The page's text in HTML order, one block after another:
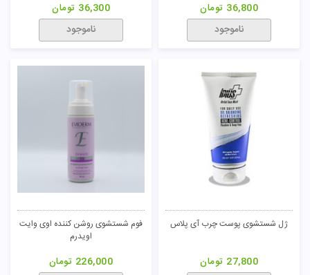
36,800 تومان
ناموجود
36,300 تومان
ناموجود
ژل شستشوی پوست چرب آی پلاس
27,800 تومان
فوم شستشوی روشن کننده اوی وایت
اویدرم
226,000 تومان